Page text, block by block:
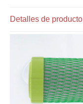
Detalles de producto